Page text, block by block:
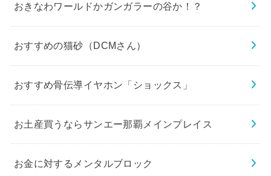
おきなわワールドかガンガラーの谷か！？
おすすめの猫砂（DCMさん）
おすすめ骨伝導イヤホン「ショックス」
お土産買うならサンエー那覇メインプレイス
お金に対するメンタルブロック